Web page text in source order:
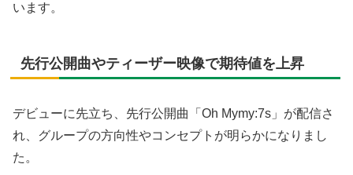
います。
先行公開曲やティーザー映像で期待値を上昇
デビューに先立ち、先行公開曲「Oh Mymy:7s」が配信さ
れ、グループの方向性やコンセプトが明らかになりまし
た。